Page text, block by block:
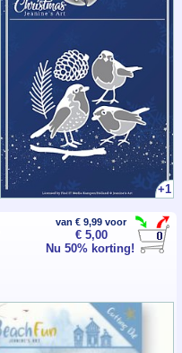
+1
van € 9,99 voor
€ 5,00
Nu 50% korting!